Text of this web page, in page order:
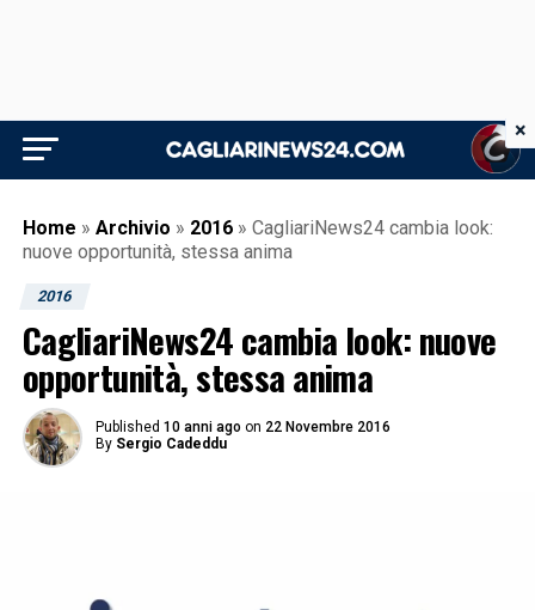
Home » Archivio » 2016 » CagliariNews24 cambia look:
nuove opportunità, stessa anima
2016
CagliariNews24 cambia look: nuove
opportunità, stessa anima
Published 10 anni ago on 22 Novembre 2016
By Sergio Cadeddu
×